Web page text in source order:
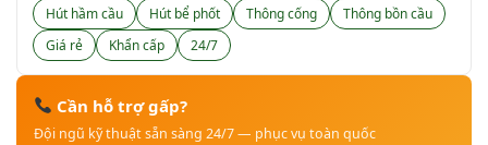
Hút hầm cầu Hút bể phốt Thông cống
Thông bồn cầu
Giá rẻ
Khẩn cấp 24/7
Cần hỗ trợ gấp?
Đội ngũ kỹ thuật sẵn sàng 24/7 — phục vụ toàn quốc